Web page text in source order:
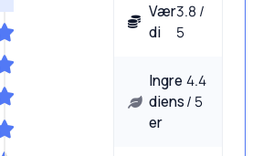
Vær
di
3.8 /
5
Ingre
diens
er
4.4
/ 5